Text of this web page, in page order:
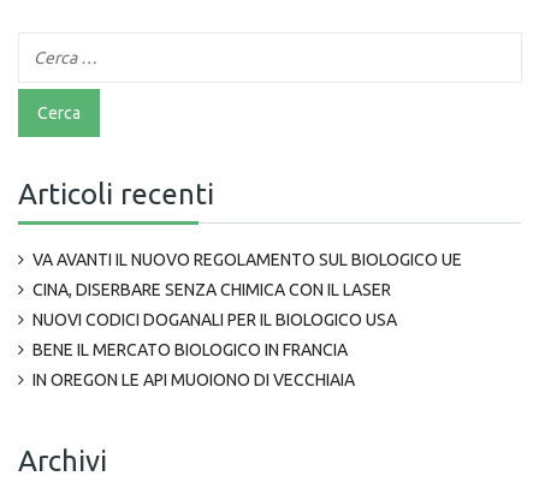
Articoli recenti
VA AVANTI IL NUOVO REGOLAMENTO SUL BIOLOGICO UE
CINA, DISERBARE SENZA CHIMICA CON IL LASER
NUOVI CODICI DOGANALI PER IL BIOLOGICO USA
BENE IL MERCATO BIOLOGICO IN FRANCIA
IN OREGON LE API MUOIONO DI VECCHIAIA
Archivi